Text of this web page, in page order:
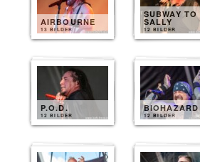
AIRBOURNE
13 BILDER
SUBWAY TO
SALLY
12 BILDER
P.O.D.
12 BILDER
BIOHAZARD
12 BILDER